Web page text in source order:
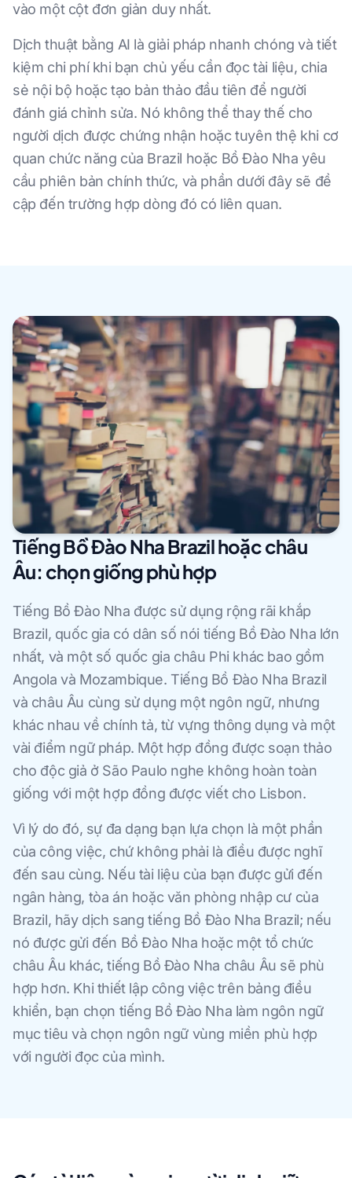
vào một cột đơn giản duy nhất.
Dịch thuật bằng AI là giải pháp nhanh chóng và tiết
kiệm chi phí khi bạn chủ yếu cần đọc tài liệu, chia
sẻ nội bộ hoặc tạo bản thảo đầu tiên để người
đánh giá chỉnh sửa. Nó không thể thay thế cho
người dịch được chứng nhận hoặc tuyên thệ khi cơ
quan chức năng của Brazil hoặc Bồ Đào Nha yêu
cầu phiên bản chính thức, và phần dưới đây sẽ đề
cập đến trường hợp dòng đó có liên quan.
Tiếng Bồ Đào Nha Brazil hoặc châu
Âu: chọn giống phù hợp
Tiếng Bồ Đào Nha được sử dụng rộng rãi khắp
Brazil, quốc gia có dân số nói tiếng Bồ Đào Nha lớn
nhất, và một số quốc gia châu Phi khác bao gồm
Angola và Mozambique. Tiếng Bồ Đào Nha Brazil
và châu Âu cùng sử dụng một ngôn ngữ, nhưng
khác nhau về chính tả, từ vựng thông dụng và một
vài điểm ngữ pháp. Một hợp đồng được soạn thảo
cho độc giả ở São Paulo nghe không hoàn toàn
giống với một hợp đồng được viết cho Lisbon.
Vì lý do đó, sự đa dạng bạn lựa chọn là một phần
của công việc, chứ không phải là điều được nghĩ
đến sau cùng. Nếu tài liệu của bạn được gửi đến
ngân hàng, tòa án hoặc văn phòng nhập cư của
Brazil, hãy dịch sang tiếng Bồ Đào Nha Brazil; nếu
nó được gửi đến Bồ Đào Nha hoặc một tổ chức
châu Âu khác, tiếng Bồ Đào Nha châu Âu sẽ phù
hợp hơn. Khi thiết lập công việc trên bảng điều
khiển, bạn chọn tiếng Bồ Đào Nha làm ngôn ngữ
mục tiêu và chọn ngôn ngữ vùng miền phù hợp
với người đọc của mình.